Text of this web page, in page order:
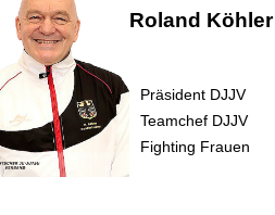
Roland Köhler
Präsident DJJV
Teamchef DJJV
Fighting Frauen